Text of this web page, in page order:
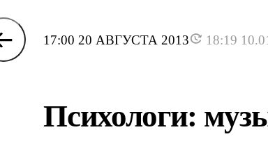
17:00 20 АВГУСТА 2013 18:19
Психологи: